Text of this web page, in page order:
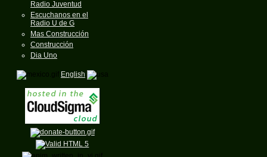
Radio Juventud
Escuchanos en el
Radio U de G
Mas Construcción
Construcción
Dia Uno
English